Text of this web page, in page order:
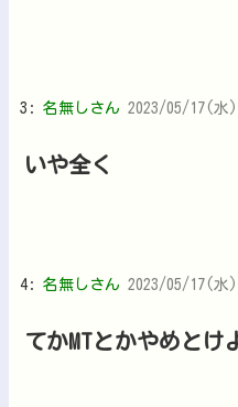
3: 名無しさん 2023/05/17(水
いや全く
4: 名無しさん 2023/05/17(水
てかMTとかやめとけ